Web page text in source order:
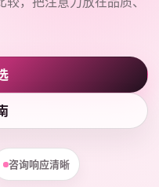
咨询响应清晰